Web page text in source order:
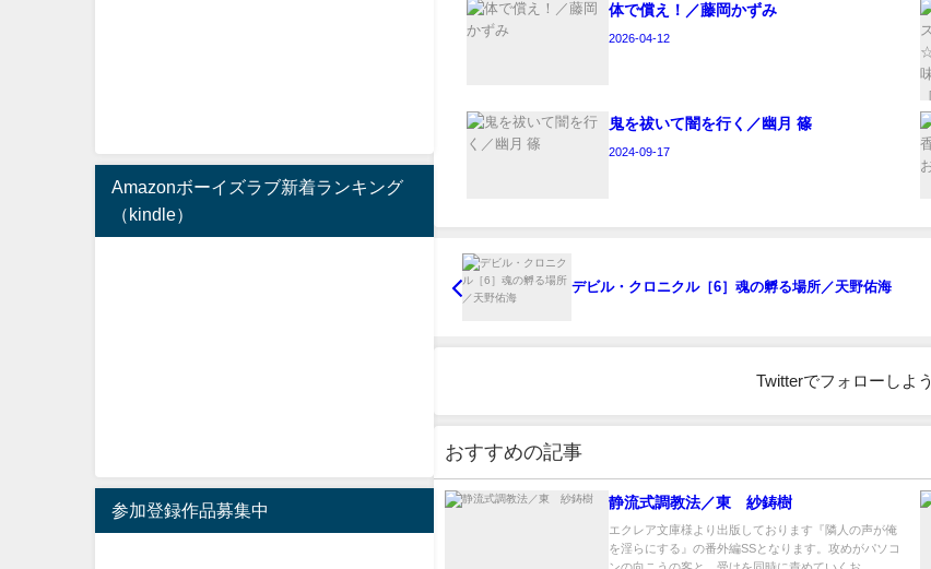
体で償え！／藤岡かずみ
2026-04-12
鬼を祓いて闇を行く／幽月 篠
2024-09-17
デビル・クロニクル［6］魂の孵る場所／天野佑海
Twitterでフォローしよう
おすすめの記事
静流式調教法／東 紗鋳樹
エクレア文庫様より出版しております『隣人の声が俺
を淫らにする』の番外編SSとなります。攻めがパソコ
Amazonボーイズラブ新着ランキング
（kindle）
参加登録作品募集中